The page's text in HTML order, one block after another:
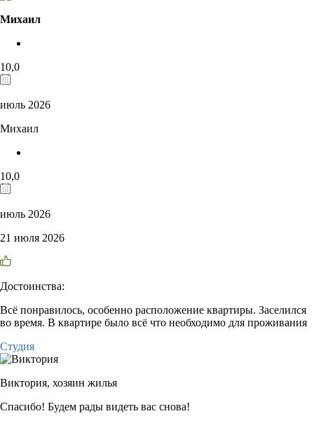
Михаил
10,0
июль 2026
Михаил
10,0
июль 2026
21 июля 2026
Достоинства:
Всё понравилось, особенно расположение квартиры. Заселился
во время. В квартире было всё что необходимо для проживания
Студия
Виктория, хозяин жилья
Спасибо! Будем рады видеть вас снова!